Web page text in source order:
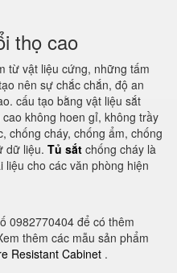
thọ cao
từ vật liệu cứng, những tấm
nên sự chắc chắn, độ an
cấu tạo bằng vật liệu sắt
không hoen gỉ, không trầy
chống cháy, chống ẩm, chống
dữ liệu. Tủ sắt chống cháy là
cho các văn phòng hiện
0982770404 để có thêm
thêm các mẫu sản phẩm
Resistant Cabinet .